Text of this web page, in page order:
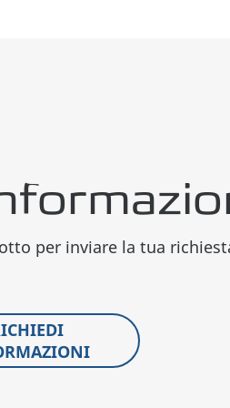
per inviare la tua